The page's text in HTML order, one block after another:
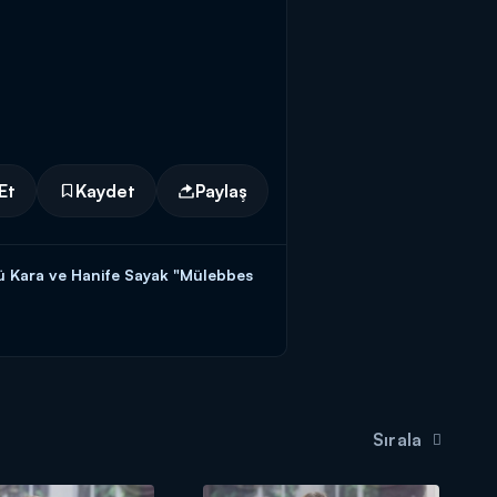
Kaydet Paylaş
Kara ve Hanife Sayak "Mülebbes
vermek için kendisine
Sırala